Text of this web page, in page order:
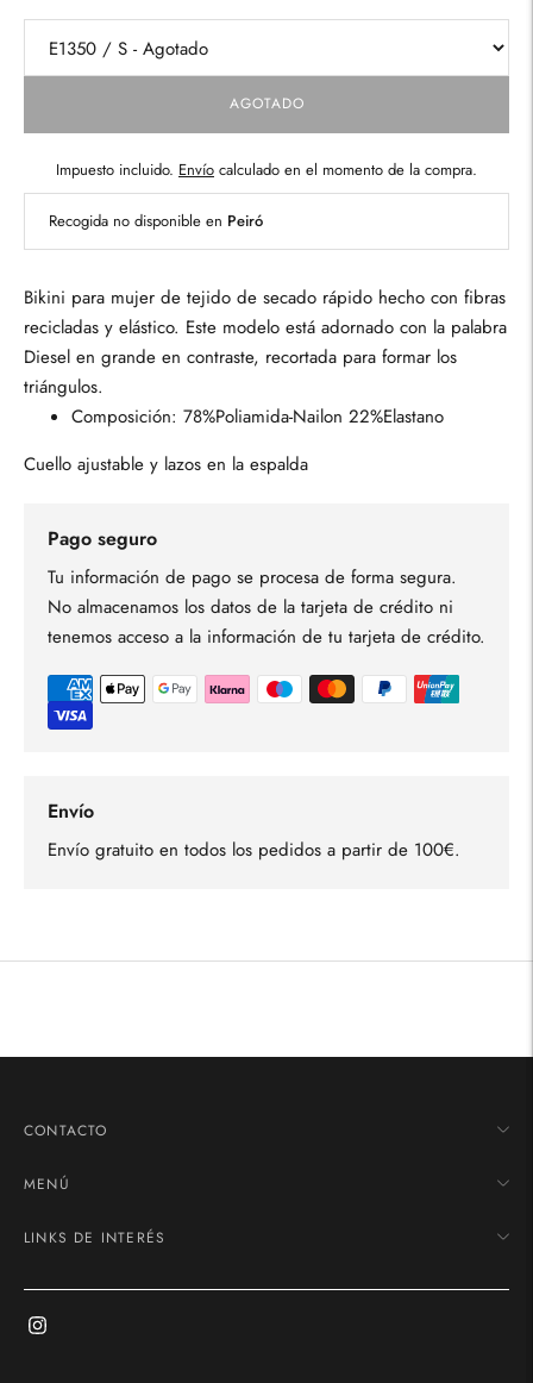
AGOTADO
Impuesto incluido. Envío calculado en el momento de la compra.
Recogida no disponible en Peiró
Bikini para mujer de tejido de secado rápido hecho con fibras
recicladas y elástico. Este modelo está adornado con la palabra
Diesel en grande en contraste, recortada para formar los
triángulos.
Composición: 78%Poliamida-Nailon 22%Elastano
Cuello ajustable y lazos en la espalda
Pago seguro
Tu información de pago se procesa de forma segura.
No almacenamos los datos de la tarjeta de crédito ni
tenemos acceso a la información de tu tarjeta de crédito.
Envío
Envío gratuito en todos los pedidos a partir de 100€.
un
CONTACTO
MENÚ
LINKS DE INTERÉS